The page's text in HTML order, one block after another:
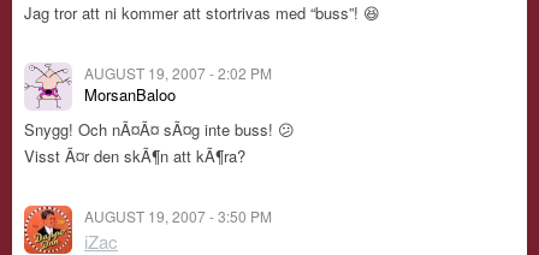
Jag tror att ni kommer att stortrivas med “buss”! 😆
AUGUST 19, 2007 - 2:02 PM
MorsanBaloo
Snygg! Och nÃ¤Ã¤ sÃ¤g inte buss! 😕
Visst Ã¤r den skÃ¶n att kÃ¶ra?
AUGUST 19, 2007 - 3:50 PM
iZac